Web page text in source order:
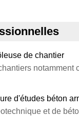
de chantier
notamment
d'études béton
et de